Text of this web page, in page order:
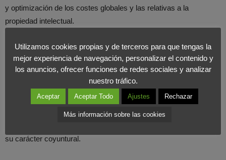
y optimización de los costes globales y las relativas a la
propiedad intelectual.
En KPMG somos conscientes de la importancia del salto al
exterior y de todo lo que este proceso implica para las empresas
españolas (en especial, a las PYMES), y en consecuencia,
hemos decidido apostar con fuerza por la internacionalización de
la economía española, apalancando esfuerzos públicos y
privados con el objetivo de que la internacionalización pase a ser
su carácter coyuntural.
Utilizamos cookies propias y de terceros para que tengas la
mejor experiencia de navegación, personalizar el contenido y
los anuncios, ofrecer funciones de redes sociales y analizar
nuestro tráfico.
Aceptar Aceptar Todo Ajustes Rechazar
Más información sobre las cookies